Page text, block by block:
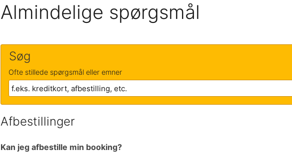
Almindelige spørgsmål
Søg
Ofte stillede spørgsmål eller emner
Afbestillinger
Kan jeg afbestille min booking?